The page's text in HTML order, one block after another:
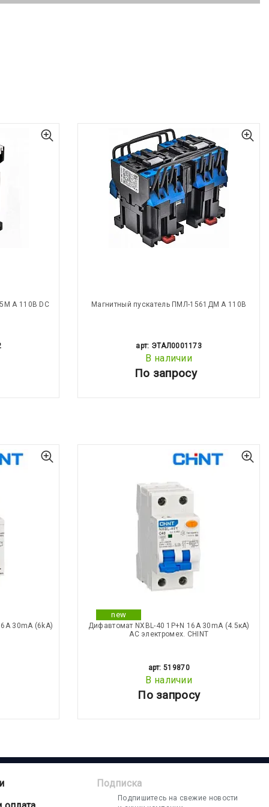
А 110В DC Магнитный пускатель ПМЛ-1561ДМ А 110В
арт: ЭТАЛ0001173
В наличии
По запросу
30mA (6kA)
new
Дифавтомат NXBL-40 1P+N 16А 30mA (4.5кА)
АС электромех. CHINT
арт: 519870
В наличии
По запросу
Подписка
Подпишитесь на свежие новости